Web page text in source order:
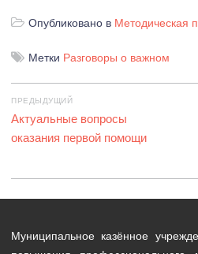
Опубликовано в Методическая
Метки Разговоры о важном
Навигация
по
записям
ПРЕДЫДУЩИЙ
Предыдущая
запись:
Актуальные вопросы
оказания первой помощи
Муниципальное казённое